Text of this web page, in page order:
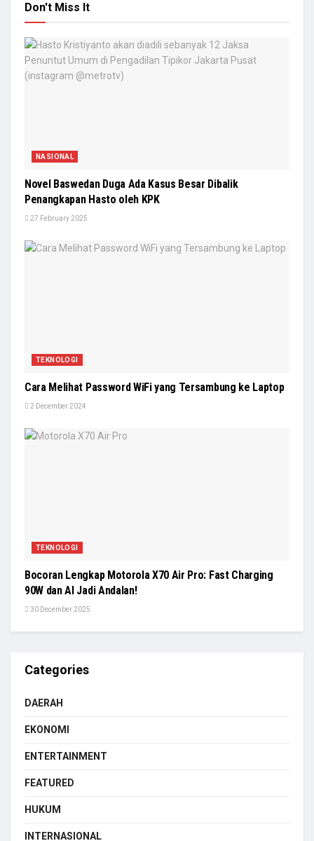
Don't Miss It
NASIONAL
Novel Baswedan Duga Ada Kasus Besar Dibalik
Penangkapan Hasto oleh KPK
27 February 2025
TEKNOLOGI
Cara Melihat Password WiFi yang Tersambung ke Laptop
2 December 2024
TEKNOLOGI
Bocoran Lengkap Motorola X70 Air Pro: Fast Charging
90W dan AI Jadi Andalan!
30 December 2025
Categories
DAERAH
EKONOMI
ENTERTAINMENT
FEATURED
HUKUM
INTERNASIONAL